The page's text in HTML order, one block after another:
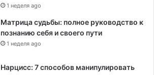
1 неделя ago
Матрица судьбы: полное руководство к
познанию себя и своего пути
1 неделя ago
Нарцисс: 7 способов манипулировать